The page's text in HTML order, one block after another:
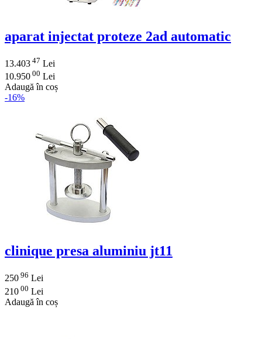
aparat injectat proteze 2ad automatic
13.403 47 Lei
10.950 00 Lei
Adaugă în coș
-16%
clinique presa aluminiu jt11
250 96 Lei
210 00 Lei
Adaugă în coș